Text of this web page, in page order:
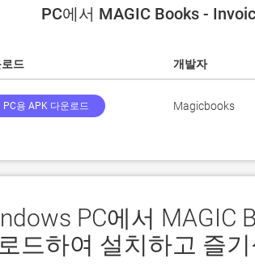
PC에서 MAGIC Books -
드 개발자
PC용 APK 다운로드 Magicbooks
PC에서 MAGIC
드하여 설치하고 즐